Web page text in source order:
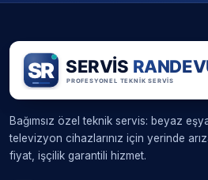
Bağımsız özel teknik servis: beyaz
televizyon cihazlarınız için yerinde
fiyat, işçilik garantili hizmet.